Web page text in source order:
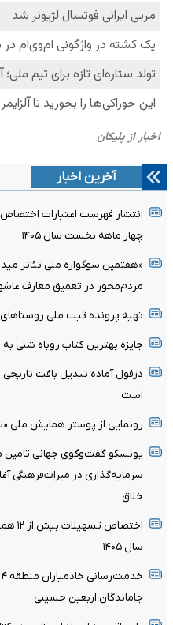
آخرین اخبار
انتشار فهرست اعتبارات
چهار ماهه نخست سال ۱۴۰۵
«هفتمین سوگواره ملی تئاتر
مردم‌محور در تعمیق معارف
تهیه پرونده ثبت ملی
جایزه بهترین کتاب روباه شنی به
است
رونمایی از پوستر همایش ملی
یونسکو گفت‌وگوی جهانی تامین
سرمایه‌گذاری در میراث‌فرهنگی
خلاق
سال ۱۴۰۵
جاماندگان اربعین حسینی